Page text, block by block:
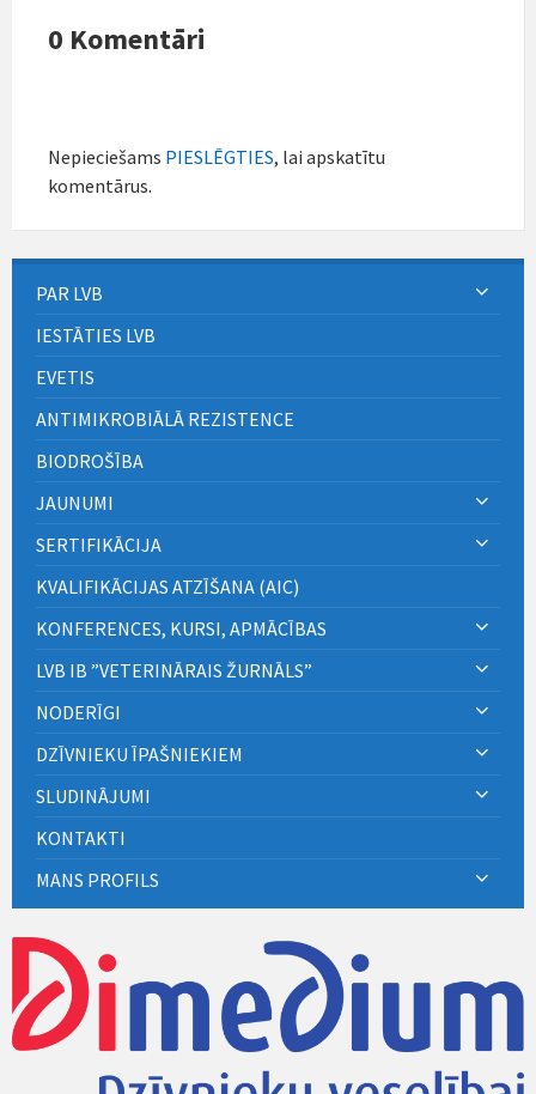
0 Komentāri
Nepieciešams PIESLĒGTIES, lai apskatītu
komentārus.
PAR LVB
IESTĀTIES LVB
EVETIS
ANTIMIKROBIĀLĀ REZISTENCE
BIODROŠĪBA
JAUNUMI
SERTIFIKĀCIJA
KVALIFIKĀCIJAS ATZĪŠANA (AIC)
KONFERENCES, KURSI, APMĀCĪBAS
LVB IB ”VETERINĀRAIS ŽURNĀLS”
NODERĪGI
DZĪVNIEKU ĪPAŠNIEKIEM
SLUDINĀJUMI
KONTAKTI
MANS PROFILS